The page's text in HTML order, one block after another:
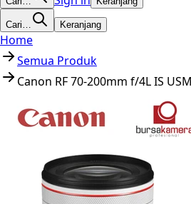
Cari… Keranjang
Home
Semua Produk
Canon RF 70-200mm f/4L IS